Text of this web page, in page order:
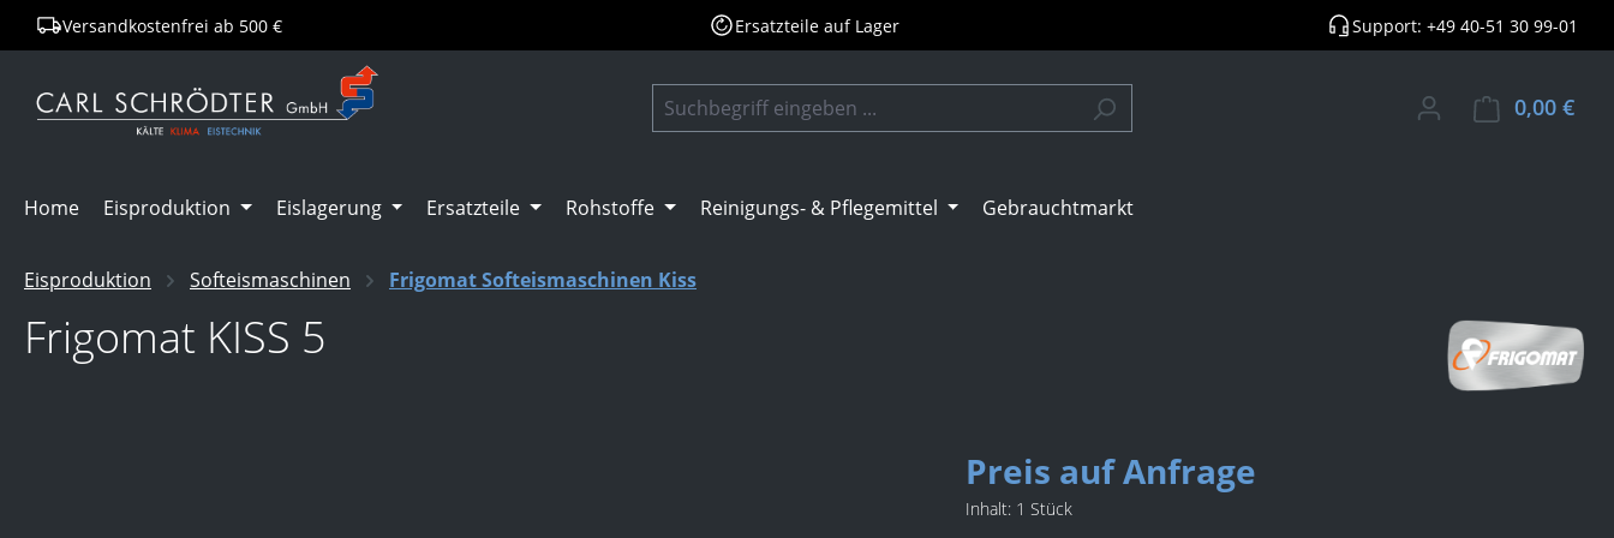
Zur Hauptnavigation springen
Versandkostenfrei ab 500 € Ersatzteile auf Lager Support: +49 40-51 30 99-01
0,00 €
Home Eisproduktion Eislagerung Ersatzteile Rohstoffe Reinigungs- & Pflegemittel Gebrauchtmarkt
Eisproduktion Softeismaschinen Frigomat Softeismaschinen Kiss
Frigomat KISS 5
Preis auf Anfrage
Inhalt: 1 Stück